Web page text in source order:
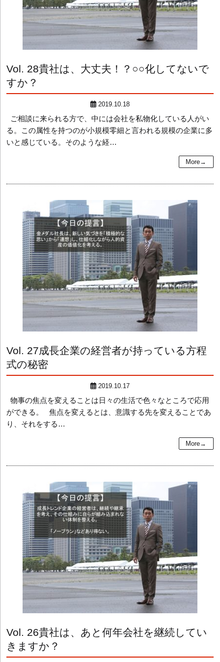
Vol. 28貴社は、大丈夫！？○○化してないで
すか？
2019.10.18
ご相談に来られる方で、中には会社を私物化している人がい
る。この属性を持つのが小規模零細と言われる規模の企業に多
いと感じている。そのような経…
More→
Vol. 27成長企業の経営者が持っている方程
式の秘密
2019.10.17
物事の焦点を変えることは日々の生活で色々なところで応用
ができる。 焦点を変えるとは、意識する先を変えることであ
り、それをする…
More→
Vol. 26貴社は、あと何年会社を継続してい
きますか？